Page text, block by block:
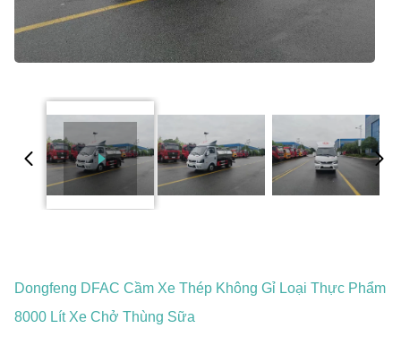
Dongfeng DFAC Cầm Xe Thép Không Gỉ Loại Thực Phẩm
8000 Lít Xe Chở Thùng Sữa